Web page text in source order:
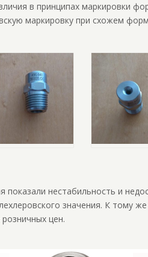
в принципах маркировки
маркировку при схожем
показали нестабильность и
значения. К тому
цен.